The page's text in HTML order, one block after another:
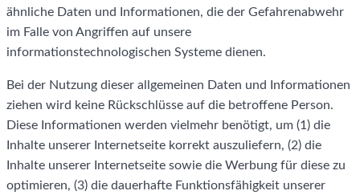
ähnliche Daten und Informationen, die der Gefahrenabwehr
im Falle von Angriffen auf unsere
informationstechnologischen Systeme dienen.
Bei der Nutzung dieser allgemeinen Daten und Informationen
ziehen wird keine Rückschlüsse auf die betroffene Person.
Diese Informationen werden vielmehr benötigt, um (1) die
Inhalte unserer Internetseite korrekt auszuliefern, (2) die
Inhalte unserer Internetseite sowie die Werbung für diese zu
optimieren, (3) die dauerhafte Funktionsfähigkeit unserer